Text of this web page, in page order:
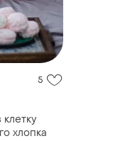
5
хлопка